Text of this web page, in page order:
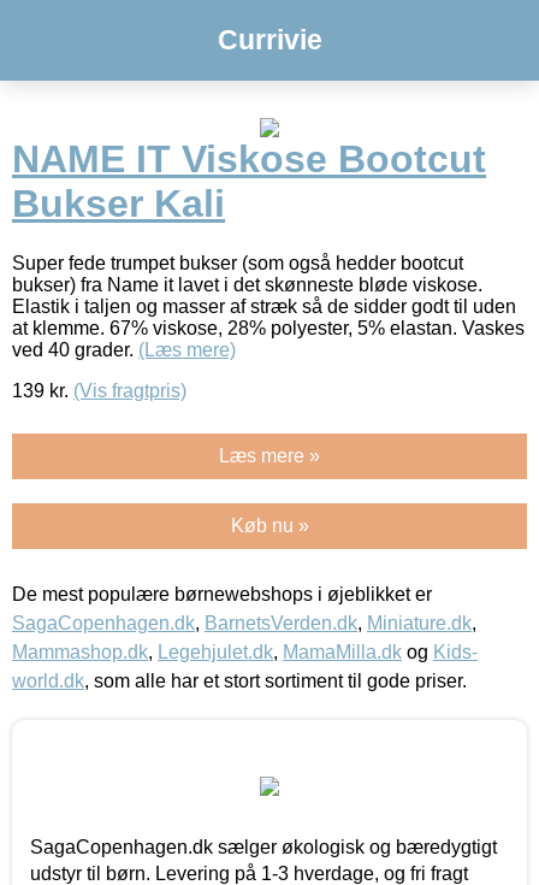
Currivie
NAME IT Viskose Bootcut
Bukser Kali
Super fede trumpet bukser (som også hedder bootcut
bukser) fra Name it lavet i det skønneste bløde viskose.
Elastik i taljen og masser af stræk så de sidder godt til uden
at klemme. 67% viskose, 28% polyester, 5% elastan. Vaskes
ved 40 grader. (Læs mere)
139 kr. (Vis fragtpris)
Læs mere »
Køb nu »
De mest populære børnewebshops i øjeblikket er
SagaCopenhagen.dk, BarnetsVerden.dk, Miniature.dk,
Mammashop.dk, Legehjulet.dk, MamaMilla.dk og Kids-
world.dk, som alle har et stort sortiment til gode priser.
SagaCopenhagen.dk sælger økologisk og bæredygtigt
udstyr til børn. Levering på 1-3 hverdage, og fri fragt